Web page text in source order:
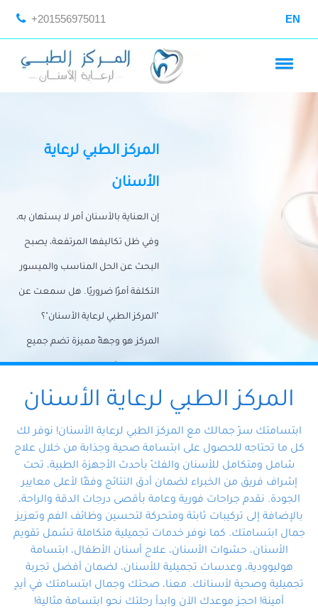
+201556975011 EN
المركز الطبي لرعاية
الأسنان
إن العناية بالأسنان أمر لا يستهان به،
وفي ظل تكاليفها المرتفعة، يصبح
البحث عن الحل المناسب والميسور
التكلفة أمرًا ضروريًا. هل سمعت عن
"المركز الطبي لرعاية الأسنان"؟
المركز هو وجهةً مميزة تضم جميع
احتياجات الأسنان تحت سقف واحد،
وتضمن لك حلاً شاملًا لجميع
المتخصص ذوي الخبرة، ستجد نفسك
في أيد أمينة تلبي احتياجاتك بكل
احترافية ودقة.
المركز الطبي لرعاية الأسنان
ابتسامتك سرّ جمالك مع المركز الطبي لرعاية الأسنان! نوفر لك
كل ما تحتاجه للحصول على ابتسامة صحية وجذابة من خلال علاج
شامل ومتكامل للأسنان والفكّ بأحدث الأجهزة الطبية، تحت
إشراف فريق من الخبراء لضمان أدق النتائج وفقًا لأعلى معايير
الجودة. نقدم جراحات فورية وعامة بأقصى درجات الدقة والراحة،
بالإضافة إلى تركيبات ثابتة ومتحركة لتحسين وظائف الفم وتعزيز
جمال ابتسامتك. كما نوفر خدمات تجميلية متكاملة تشمل تقويم
الأسنان، حشوات الأسنان، علاج أسنان الأطفال، ابتسامة
هوليوودية، وعدسات تجميلية للأسنان، لضمان أفضل تجربة
تجميلية وصحية لأسنانك. معنا، صحتك وجمال ابتسامتك في أيدٍ
أمينة! احجز موعدك الآن وابدأ رحلتك نحو ابتسامة مثالية!